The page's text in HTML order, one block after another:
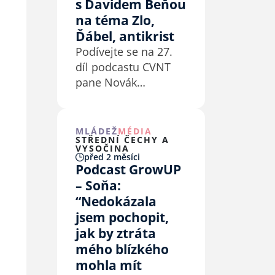
s Davidem Beňou
na téma Zlo,
Ďábel, antikrist
Podívejte se na 27.
díl podcastu CVNT
pane Novák
MLÁDEŽMÉDIA
STŘEDNÍ ČECHY A
VYSOČINA
před 2 měsíci
Podcast GrowUP
– Soňa:
“Nedokázala
jsem pochopit,
jak by ztráta
mého blízkého
mohla mít